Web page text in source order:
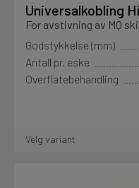
Universalkobling
For avstivning av MQ
Godstykkelse (mm)
Antall pr. eske
Overflatebehandling
Velg variant